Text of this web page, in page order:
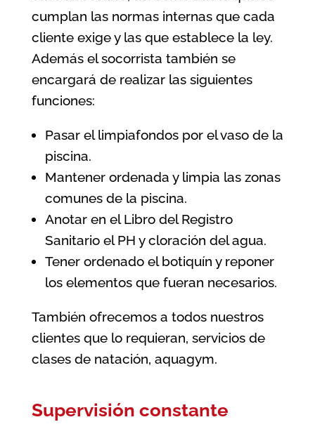
cumplan las normas internas que cada
cliente exige y las que establece la ley.
Además el socorrista también se
encargará de realizar las siguientes
funciones:
Pasar el limpiafondos por el vaso de la
piscina.
Mantener ordenada y limpia las zonas
comunes de la piscina.
Anotar en el Libro del Registro
Sanitario el PH y cloración del agua.
Tener ordenado el botiquín y reponer
los elementos que fueran necesarios.
También ofrecemos a todos nuestros
clientes que lo requieran, servicios de
clases de natación, aquagym.
Supervisión constante